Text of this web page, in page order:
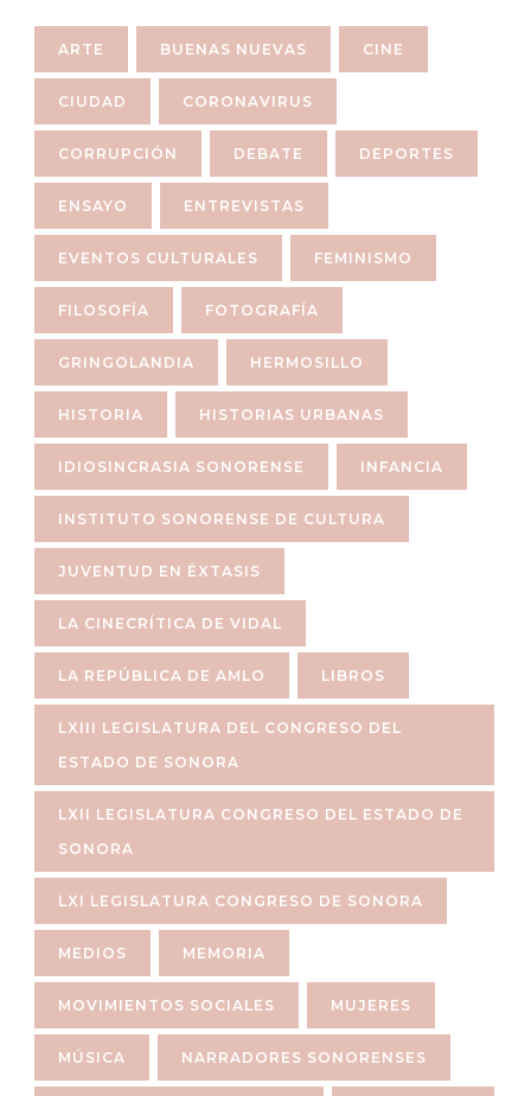
ARTE BUENAS NUEVAS CINE
CIUDAD CORONAVIRUS
CORRUPCIÓN DEBATE DEPORTES
ENSAYO ENTREVISTAS
EVENTOS CULTURALES FEMINISMO
FILOSOFÍA FOTOGRAFÍA
GRINGOLANDIA HERMOSILLO
HISTORIA HISTORIAS URBANAS
IDIOSINCRASIA SONORENSE INFANCIA
INSTITUTO SONORENSE DE CULTURA
JUVENTUD EN ÉXTASIS
LA CINECRÍTICA DE VIDAL
LA REPÚBLICA DE AMLO LIBROS
LXIII LEGISLATURA DEL CONGRESO DEL
ESTADO DE SONORA
LXII LEGISLATURA CONGRESO DEL ESTADO DE
SONORA
LXI LEGISLATURA CONGRESO DE SONORA
MEDIOS MEMORIA
MOVIMIENTOS SOCIALES MUJERES
MÚSICA NARRADORES SONORENSES